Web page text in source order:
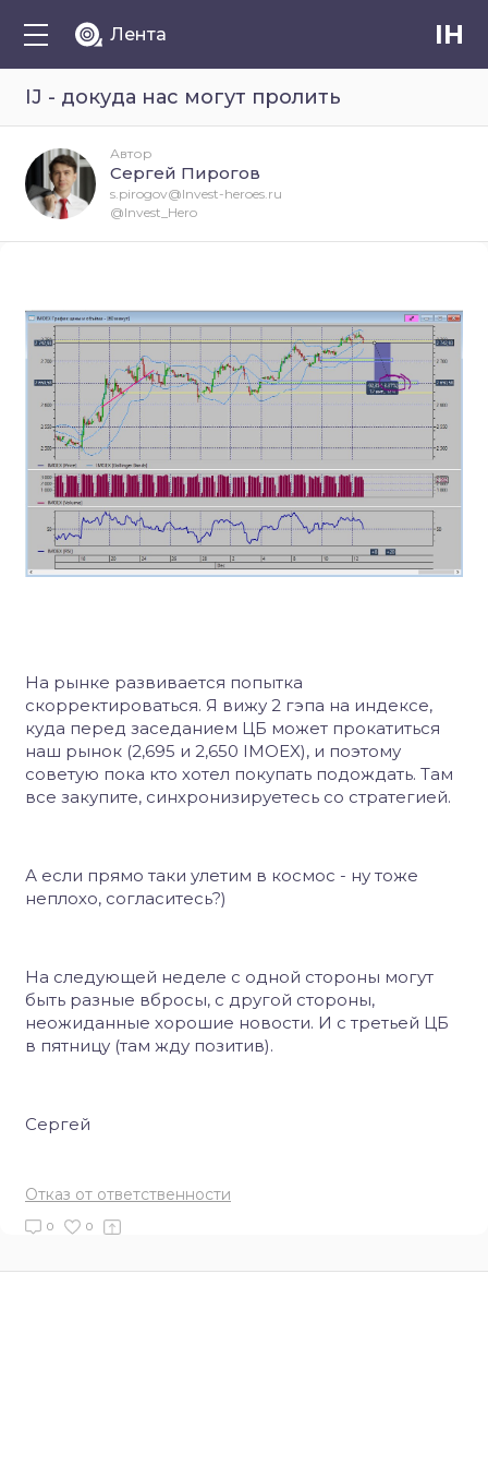
Лента IH
IJ - докуда нас могут пролить
На рынке развивается попытка
скорректироваться. Я вижу 2 гэпа на индексе,
куда перед заседанием ЦБ может прокатиться
наш рынок (2,695 и 2,650 IMOEX), и поэтому
советую пока кто хотел покупать подождать. Там
все закупите, синхронизируетесь со стратегией.
А если прямо таки улетим в космос - ну тоже
неплохо, согласитесь?)
На следующей неделе с одной стороны могут
быть разные вбросы, с другой стороны,
неожиданные хорошие новости. И с третьей ЦБ
в пятницу (там жду позитив).
Сергей
Отказ от ответственности
0 0
Автор
Сергей Пирогов
s.pirogov@Invest-heroes.ru
@Invest_Hero